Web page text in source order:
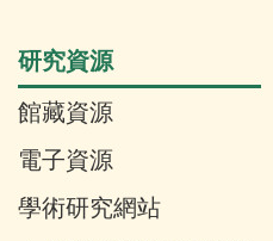
研究資源
館藏資源
電子資源
學術研究網站